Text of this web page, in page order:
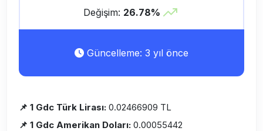
Değişim: 26.78%
Güncelleme: 3 yıl önce
📌 1 Gdc Türk Lirası: 0.02466909 TL
📌 1 Gdc Amerikan Doları: 0.00055442